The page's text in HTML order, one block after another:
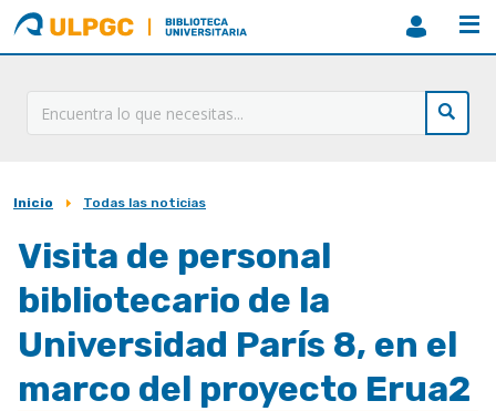
ULPGC
Biblioteca
ULPGC
Sobrescribir
enlaces
de
ayuda
a
la
Inicio Todas las noticias
Visita de personal
bibliotecario de la
Universidad París 8, en el
marco del proyecto Erua2